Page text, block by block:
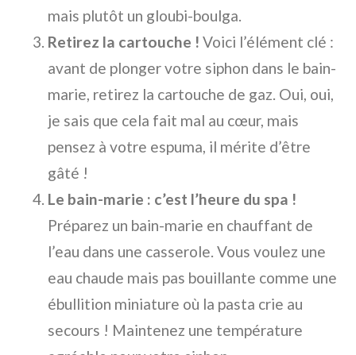
mais plutôt un gloubi-boulga.
Retirez la cartouche ! Voici l’élément clé :
avant de plonger votre siphon dans le bain-
marie, retirez la cartouche de gaz. Oui, oui,
je sais que cela fait mal au cœur, mais
pensez à votre espuma, il mérite d’être
gâté !
Le bain-marie : c’est l’heure du spa !
Préparez un bain-marie en chauffant de
l’eau dans une casserole. Vous voulez une
eau chaude mais pas bouillante comme une
ébullition miniature où la pasta crie au
secours ! Maintenez une température